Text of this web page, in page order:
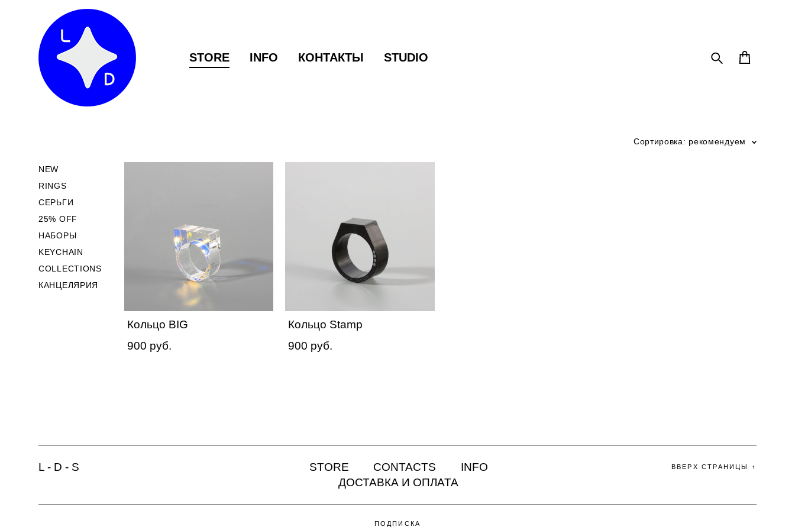
STORE INFO КОНТАКТЫ STUDIO
STORE INFO КОНТАКТЫ STUDIO
NEW
RINGS
СЕРЬГИ
25% OFF
НАБОРЫ
KEYCHAIN
COLLECTIONS
КАНЦЕЛЯРИЯ
Сортировка: рекомендуем
Кольцо BIG
900 pуб.
Кольцо Stamp
900 pуб.
L - D - S STORE CONTACTS
INFO
ДОСТАВКА И ОПЛАТА
ВВЕРХ СТРАНИЦЫ ↑
ПОДПИСКА